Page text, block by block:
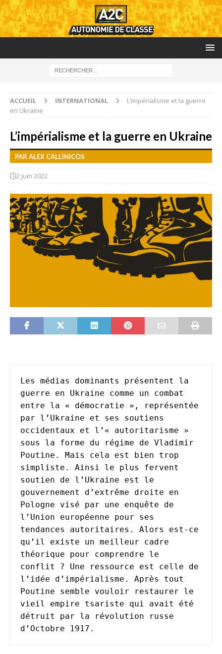
ACCUEIL INTERNATIONAL
L’impérialisme et la guerre
en Ukraine
L’impérialisme et la guerre en Ukraine
PAR ALEX CALLINICOS
2 juin 2022
Les médias dominants présentent la
guerre en Ukraine comme un combat
entre la « démocratie », représentée
par l’Ukraine et ses soutiens
occidentaux et l’« autoritarisme »
sous la forme du régime de Vladimir
Poutine. Mais cela est bien trop
simpliste. Ainsi le plus fervent
soutien de l’Ukraine est le
gouvernement d’extrême droite en
Pologne visé par une enquête de
l’Union européenne pour ses
tendances autoritaires. Alors est-ce
qu’il existe un meilleur cadre
théorique pour comprendre le
conflit ? Une ressource est celle de
l’idée d’impérialisme. Après tout
Poutine semble vouloir restaurer le
vieil empire tsariste qui avait été
détruit par la révolution russe
d’Octobre 1917.